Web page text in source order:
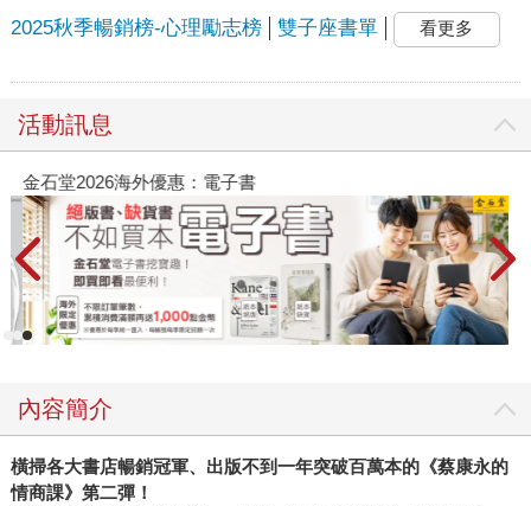
2025秋季暢銷榜-心理勵志榜 雙子座書單 看更多
活動訊息
金石堂2026海外優惠：電子書
內容簡介
橫掃各大書店暢銷冠軍、出版不到一年突破百萬本的《蔡康永的
情商課》第二彈！